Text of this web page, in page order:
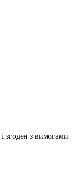
і згоден з вимогами